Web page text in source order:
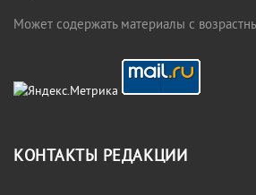
Может содержать материалы с
КОНТАКТЫ РЕДАКЦИИ